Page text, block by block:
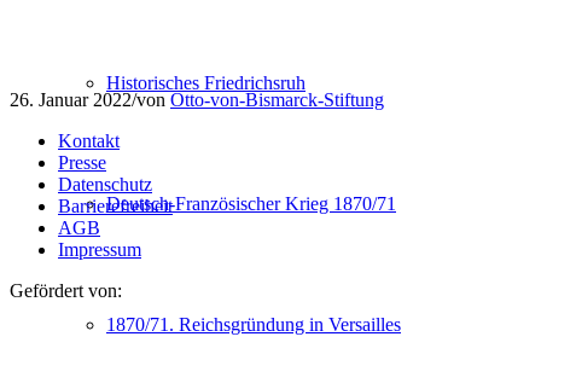
Historisches Friedrichsruh
Deutsch-Französischer Krieg 1870/71
1870/71. Reichsgründung in Versailles
26. Januar 2022/von Otto-von-Bismarck-Stiftung
Kontakt
Presse
Datenschutz
Barrierefreiheit
AGB
Impressum
Gefördert von: